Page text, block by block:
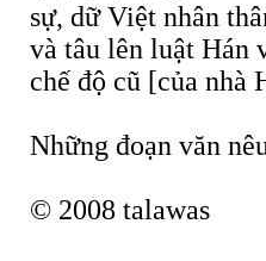
sự, dữ Việt nhân
và tâu lên luật Hán
chế độ cũ [của nhà
Những đoạn văn
© 2008 talawas